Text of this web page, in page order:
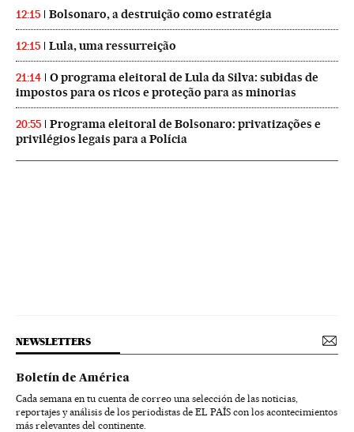
12:15 Bolsonaro, a destruição como estratégia
12:15 Lula, uma ressurreição
21:14
O programa eleitoral de Lula da Silva: subidas de
impostos para os ricos e proteção para as minorias
20:55
Programa eleitoral de Bolsonaro: privatizações e
privilégios legais para a Polícia
NEWSLETTERS
Boletín de América
Cada semana en tu cuenta de correo una selección de las noticias,
reportajes y análisis de los periodistas de EL PAÍS con los acontecimientos
más relevantes del continente.